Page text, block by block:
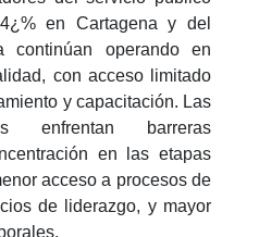
en Cartagena y del
continúan operando en
con acceso limitado
y capacitación. Las
enfrentan barreras
en las etapas
acceso a procesos de
de liderazgo, y mayor